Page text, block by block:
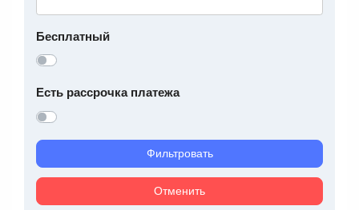
Бесплатный
Есть рассрочка платежа
Фильтровать
Отменить